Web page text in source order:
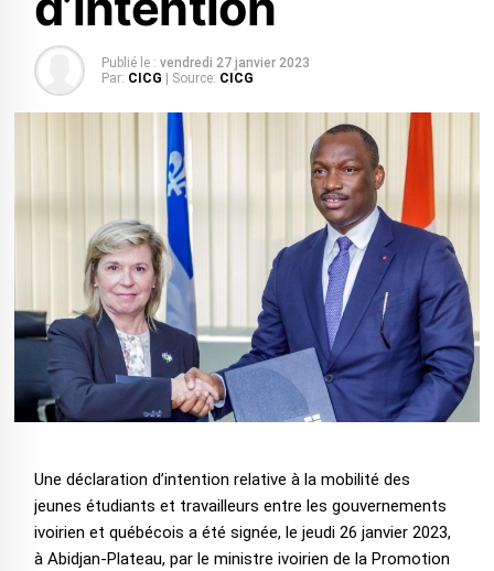
Publié le : vendredi 27 janvier 2023
Par: CICG | Source: CICG
Une déclaration d’intention relative à la mobilité des
jeunes étudiants et travailleurs entre les gouvernements
ivoirien et québécois a été signée, le jeudi 26 janvier 2023,
à Abidjan-Plateau, par le ministre ivoirien de la Promotion